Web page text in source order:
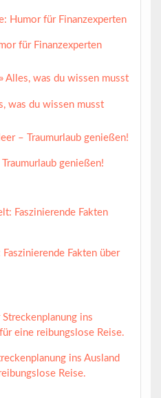
für Finanzexperten
was du wissen musst
genießen!
Fakten über
ins Ausland
Reise.